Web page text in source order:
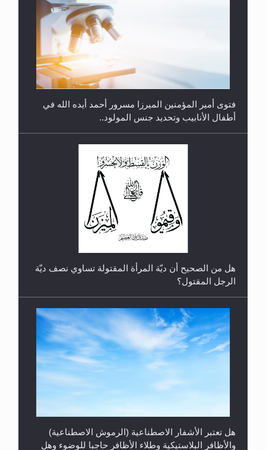
رأيٌ في لغة المسيح الموعود عليه السلام.. 4...
فتوى أمير المؤمنين الميرزا مسرور أحمد أيده الله في
أطفال الأنابيب وتحديد جنس المولود..
هل من الصحيح أن ديّة المرأة المقتولة تساوي نصف ديّة
الرجل المقتول؟
هل تعتبر الأشفار الاصطناعية (الرموش الاصطناعية)
والأظافر البلاستيكية وطلاء الأظافر حاجبا للوضوء وهل